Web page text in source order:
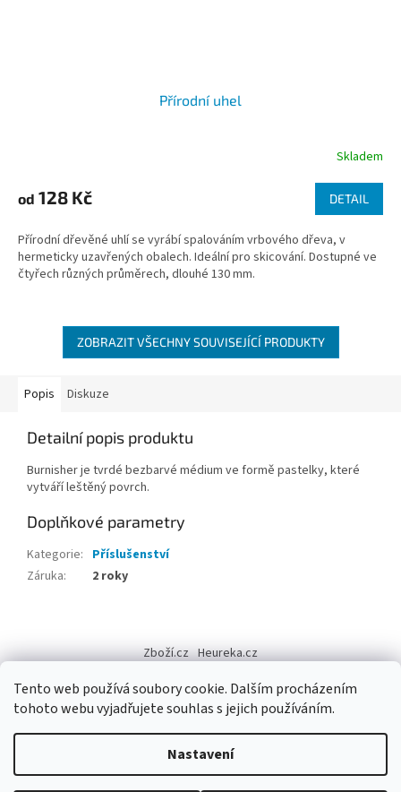
Tento web používá soubory cookie. Dalším procházením
tohoto webu vyjadřujete souhlas s jejich používáním.
Nastavení
Přírodní uhel
Skladem
od 128 Kč DETAIL
Přírodní dřevěné uhlí se vyrábí spalováním vrbového dřeva, v
hermeticky uzavřených obalech. Ideální pro skicování. Dostupné ve
čtyřech různých průměrech, dlouhé 130 mm.
ZOBRAZIT VŠECHNY SOUVISEJÍCÍ PRODUKTY
Popis Diskuze
Detailní popis produktu
Burnisher je tvrdé bezbarvé médium ve formě pastelky, které
vytváří leštěný povrch.
Doplňkové parametry
Kategorie: Příslušenství
Záruka: 2 roky
p
Zboží.cz Heureka.cz